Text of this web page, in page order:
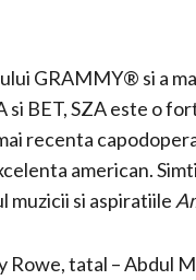
GRAMMY® si a
BET, SZA este o
recenta
american.
muzicii si aspiratiile
Rowe, tatal – Abdul